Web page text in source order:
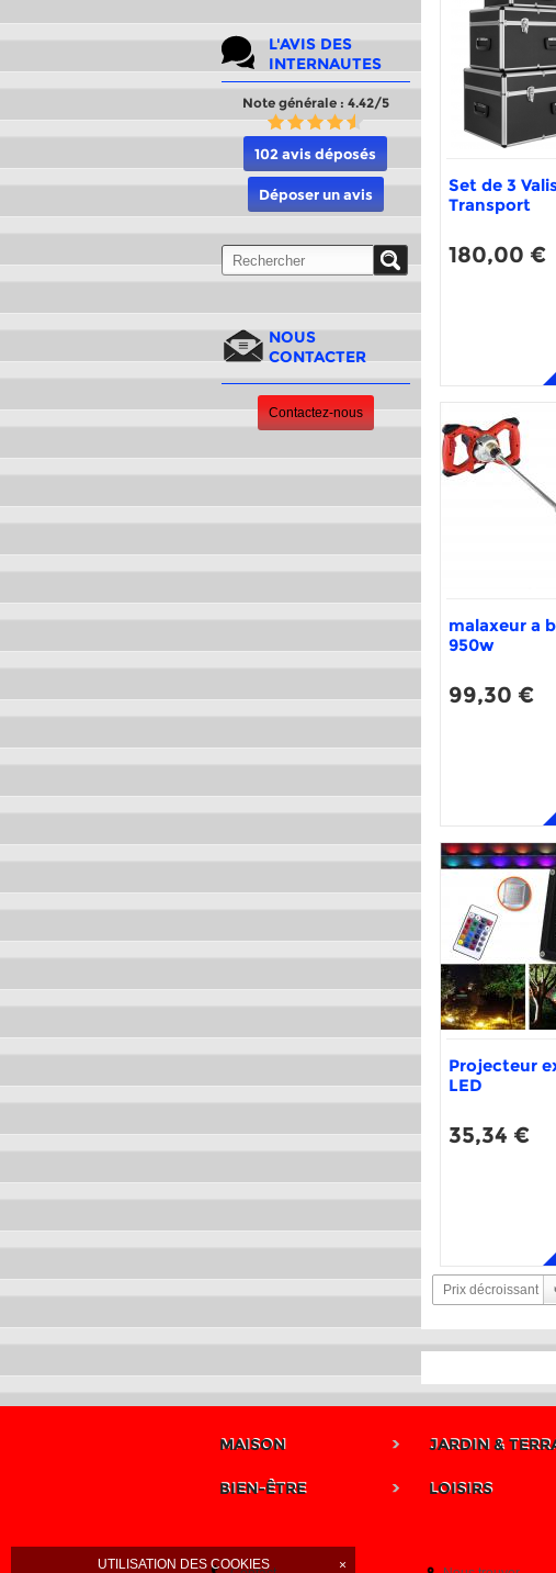
UTILISATION DES COOKIES ×
L'AVIS DES
INTERNAUTES
Note générale : 4.42/5
102 avis déposés
Déposer un avis
NOUS
CONTACTER
Contactez-nous
Set de 3
Transport
180,00 €
malaxeur a
950w
99,30 €
Projecteur
LED
35,34 €
Prix décroissant
MAISON JARDIN &
BIEN-ÊTRE LOISIRS